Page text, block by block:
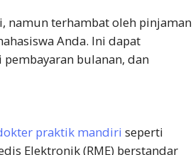
namun terhambat oleh pinjaman
Anda. Ini dapat
bulanan, dan
praktik mandiri seperti
Elektronik (RME) berstandar